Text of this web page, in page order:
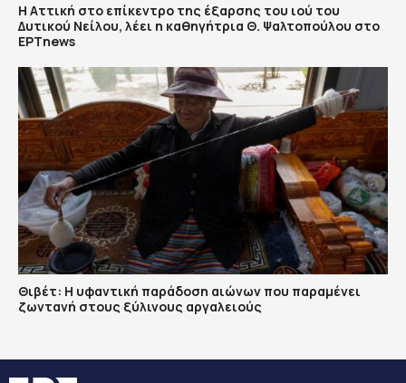
Η Αττική στο επίκεντρο της έξαρσης του ιού του
Δυτικού Νείλου, λέει η καθηγήτρια Θ. Ψαλτοπούλου στο
ΕΡΤnews
Θιβέτ: Η υφαντική παράδοση αιώνων που παραμένει
ζωντανή στους ξύλινους αργαλειούς